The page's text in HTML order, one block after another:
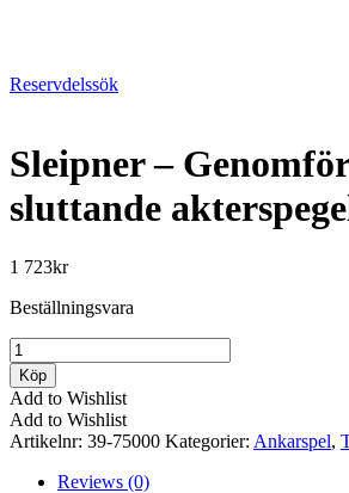
Reservdelssök
Sleipner –
sluttande
1 723kr
Beställningsvara
Sleipner
-
Genomföring
för
sluttande
akterspegel
mängd
Köp
Add to Wishlist
Add to Wishlist
Artikelnr: 39-75000 Kategorier: Ankarspel,
Reviews (0)